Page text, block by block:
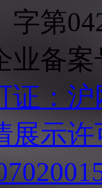
字第
备案
证：
展示许